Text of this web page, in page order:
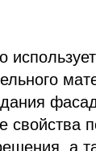
свойства
а